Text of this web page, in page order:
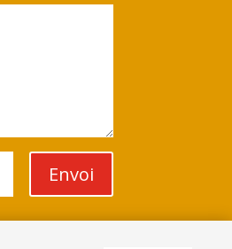
Envoi